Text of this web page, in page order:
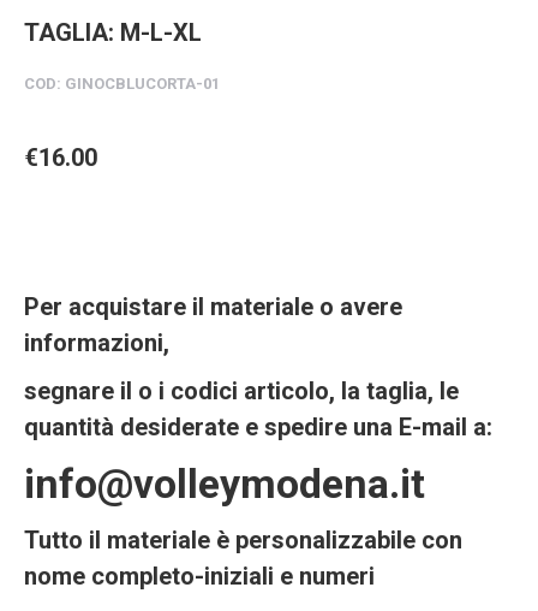
TAGLIA: M-L-XL
COD: GINOCBLUCORTA-01
€16.00
Per acquistare il materiale o avere
informazioni,
segnare il o i codici articolo, la taglia, le
quantità desiderate e spedire una E-mail a:
info@volleymodena.it
Tutto il materiale è personalizzabile con
nome completo-iniziali e numeri